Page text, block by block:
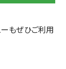
もぜひご利用